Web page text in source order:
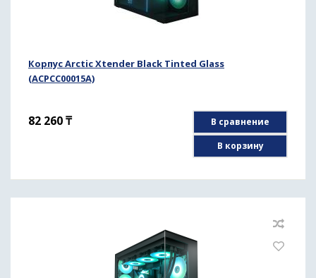
Корпус Arctic Xtender Black Tinted Glass
(ACPCC00015A)
82 260₸
В сравнение
В корзину